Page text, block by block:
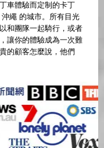
車體驗而定制的卡丁
繩 的城市。所有目光
和團隊一起騎行，或者
讓你的體驗成為一次難
的顧客怎麼說，他們